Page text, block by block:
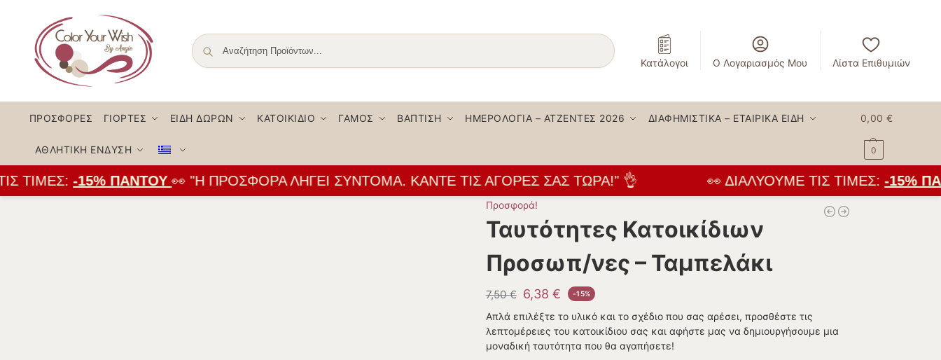
Αναζήτηση
Κατάλογοι Ο Λογαριασμός Μου Λίστα Επιθυμιών
ΠΡΟΣΦΟΡΈΣ ΓΙΟΡΤΈΣ ΕΊΔΗ ΔΏΡΩΝ ΚΑΤΟΙΚΊΔΙΟ ΓΆΜΟΣ ΒΆΠΤΙΣΗ ΗΜΕΡΟΛΌΓΙΑ – ΑΤΖΈΝΤΕΣ 2026 ΔΙΑΦΗΜΙΣΤΙΚΆ – ΕΤΑΙΡΙΚΆ ΕΊΔΗ
ΑΘΛΗΤΙΚΉ ΈΝΔΥΣΗ
0,00€
0
ΤΙΜΈΣ:-15% ΠΑΝΤΟΎ👀 "Η ΠΡΟΣΦΟΡΆ ΛΉΓΕΙ ΣΎΝΤΟΜΑ. ΚΆΝΤΕ ΤΙΣ ΑΓΟΡΈΣ ΣΑΣ ΤΏΡΑ!" 👌 👀 ΔΙΑΛΎΟΥΜΕ ΤΙΣ ΤΙΜΈΣ:-15%
Προσφορά!
Ταυτότητες Κατοικίδιων
Προσωπ/νες – Ταμπελάκι
7,50€ 6,38 € -15%
Απλά επιλέξτε το υλικό και το σχέδιο που σας αρέσει, προσθέστε τις
λεπτομέρειες του κατοικίδιου σας και αφήστε μας να δημιουργήσουμε μια
μοναδική ταυτότητα που θα αγαπήσετε!